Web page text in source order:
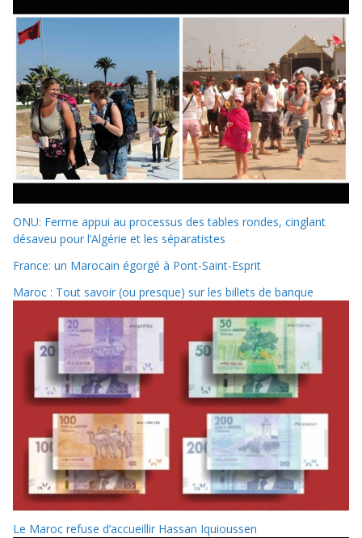
ONU: Ferme appui au processus des tables rondes, cinglant
désaveu pour l’Algérie et les séparatistes
France: un Marocain égorgé à Pont-Saint-Esprit
Maroc : Tout savoir (ou presque) sur les billets de banque
Le Maroc refuse d’accueillir Hassan Iquioussen